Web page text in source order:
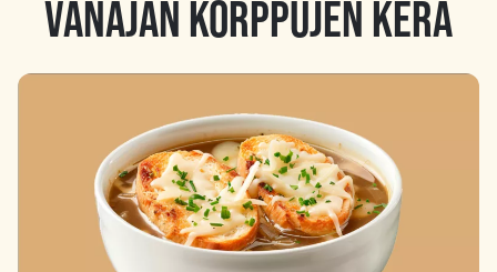
VANAJAN KORPPUJEN KERA